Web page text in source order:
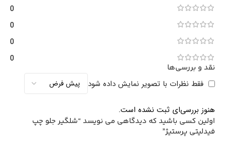
0
0
0
0
نقد و بررسی‌ها
فقط نظرات با تصویر نمایش داده شود
هنوز بررسی‌ای ثبت نشده است.
اولین کسی باشید که دیدگاهی می نویسد “شلگیر جلو چپ
فیدلیتی پرستیژ”